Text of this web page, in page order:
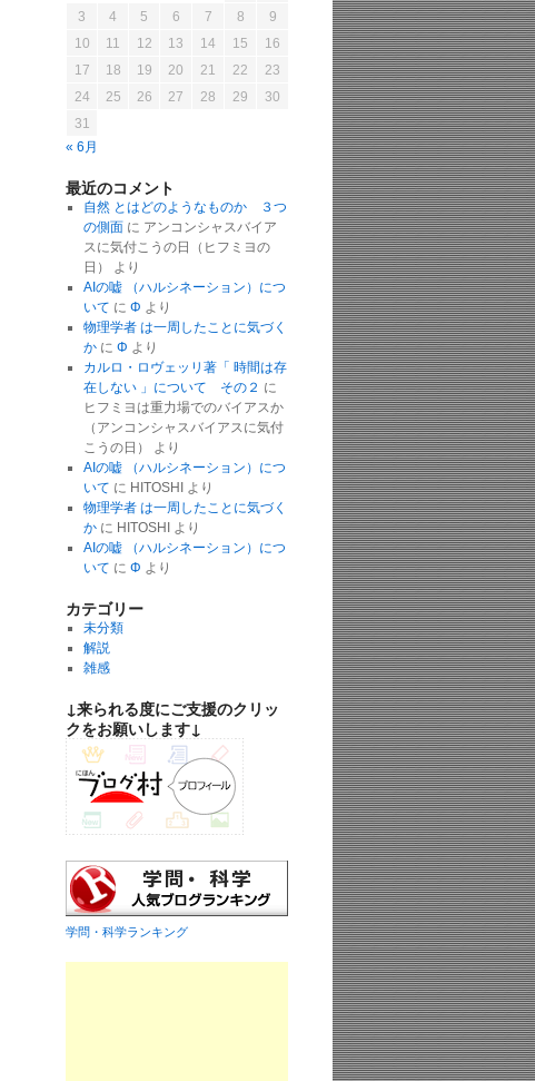
3
4 5 6 7 8
9
10
11 12 13 14 15
16
17
18 19 20 21 22
23
24
25 26 27 28 29
30
31
« 6月
最近のコメント
自然 とはどのようなものか ３つ
の側面に アンコンシャスバイア
スに気付こうの日（ヒフミヨの
日）
より
AIの嘘 （ハルシネーション）につ
いて に Φ より
物理学者 は一周したことに気づく
かに Φ より
カルロ・ロヴェッリ著「 時間は存
在しない 」について その２ に
ヒフミヨは重力場でのバイアスか
（アンコンシャスバイアスに気付
こうの日）
より
AIの嘘 （ハルシネーション）につ
いて に HITOSHI
より
物理学者 は一周したことに気づく
かに HITOSHI
より
AIの嘘 （ハルシネーション）につ
いて に Φ より
カテゴリー
未分類
解説
雑感
↓来られる度にご支援のクリッ
クをお願いします↓
学問・科学ランキング